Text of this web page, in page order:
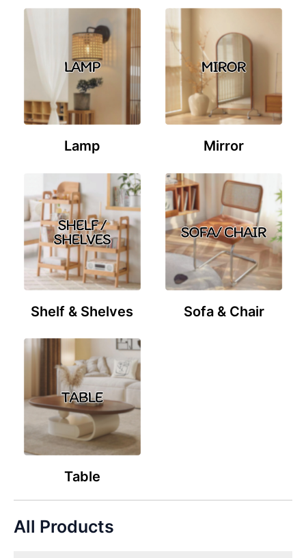
Lamp Mirror
Shelf & Shelves Sofa & Chair
Table
All Products